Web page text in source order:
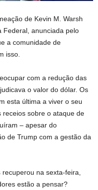
de Kevin M. Warsh
Federal, anunciada pelo
a comunidade de
isso.
com a redução das
o valor do dólar. Os
esta última a viver o seu
receios sobre o ataque de
– apesar do
de Trump com a gestão da
na sexta-feira,
estão a pensar?